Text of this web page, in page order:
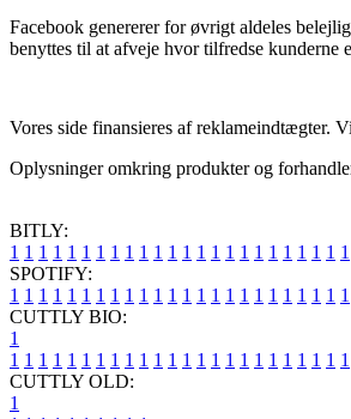
Facebook genererer for øvrigt aldeles
benyttes til at afveje hvor tilfredse kunderne
Vores side finansieres af reklameindtægter.
Oplysninger omkring produkter og
BITLY:
1 1 1 1 1 1 1 1 1 1 1 1 1 1 1 1 1 1 1 1 1 1 1 1
SPOTIFY:
1 1 1 1 1 1 1 1 1 1 1 1 1 1 1 1 1 1 1 1 1 1 1 1
CUTTLY BIO:
1
1 1 1 1 1 1 1 1 1 1 1 1 1 1 1 1 1 1 1 1 1 1 1 1
CUTTLY OLD:
1